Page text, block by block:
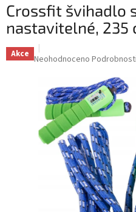
Crossfit švihadlo
nastavitelné, 235
Akce Průměrné
hvězdiček.
Neohodnoceno